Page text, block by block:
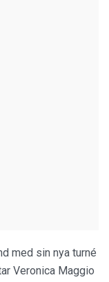
med sin nya turné
Veronica Maggio